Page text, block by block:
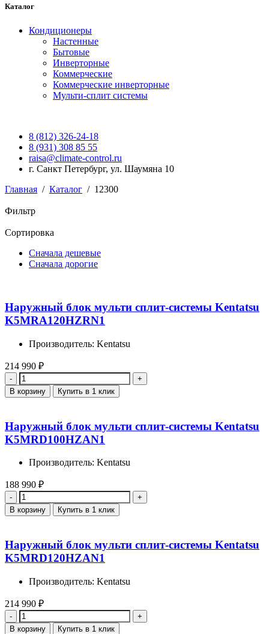
Каталог
Кондиционеры
Настенные
Бытовые
Инверторные
Коммерческие
Коммерческие инверторные
Мульти-сплит системы
8 (812) 326-24-18
8 (931) 308 85 55
raisa@climate-control.ru
г. Санкт Петербург, ул. Шаумяна 10
Главная / Каталог / 12300
Фильтр
Сортировка
Сначала дешевые
Сначала дорогие
Наружный блок мульти сплит-системы Kentatsu
K5MRA120HZRN1
Производитель: Kentatsu
214 990 ₽
Количество
В корзину Купить в 1 клик
Наружный блок мульти сплит-системы Kentatsu
K5MRD100HZAN1
Производитель: Kentatsu
188 990 ₽
Количество
В корзину Купить в 1 клик
Наружный блок мульти сплит-системы Kentatsu
K5MRD120HZAN1
Производитель: Kentatsu
214 990 ₽
Количество
В корзину Купить в 1 клик